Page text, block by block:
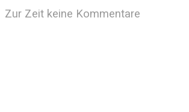
Zur Zeit keine Kommentare